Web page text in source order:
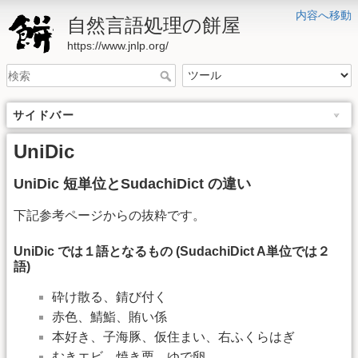
内容へ移動
自然言語処理の餅屋
https://www.jnlp.org/
サイドバー
UniDic
UniDic 短単位とSudachiDict の違い
下記参考ページからの抜粋です。
UniDic では１語となるもの (SudachiDict A単位では２
語)
砕け散る、錆び付く
赤色、鯖鮨、賄い係
本好き、子海豚、仮住まい、右ふくらはぎ